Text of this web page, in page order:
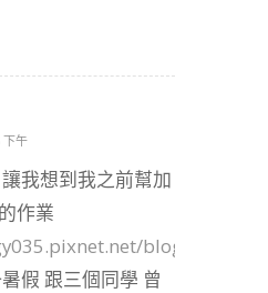
午
我想到我之前幫加
作業
blog/post/
假 跟三個同學 曾